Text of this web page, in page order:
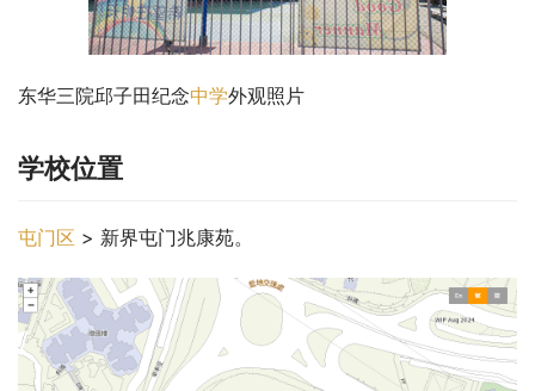
东华三院邱子田纪念中学外观照片
学校位置
屯门区 > 新界屯门兆康苑。